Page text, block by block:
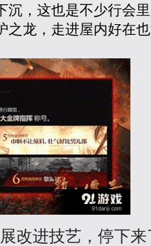
沉，这也是不少行会
之龙，走进屋内好在
改进技艺，停下来